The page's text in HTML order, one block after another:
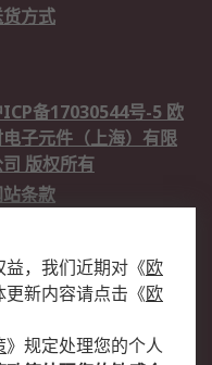
方式
ICP备17030544号-5 欧
电子元件（上海）有限
版权所有
站条款
和付款
办事处
益，我们近期对 《欧
新内容请点击 《欧
》 规定处理您的个人